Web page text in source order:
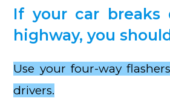
If your car breaks
highway, you
Use your four-way
drivers.